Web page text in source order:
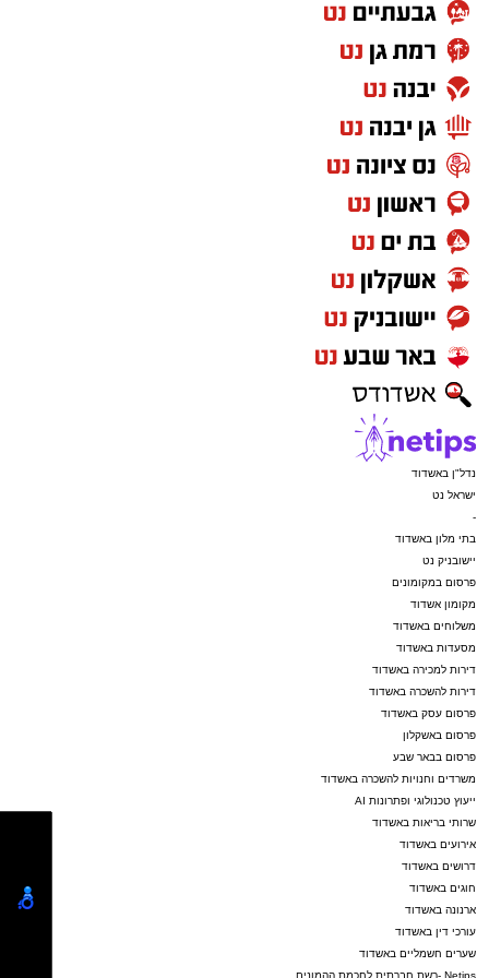
מעוניינים להגיב? לדווח ? צרו איתנו קשר במייל -
ASHDODS@ISNET.CO.IL
נדל"ן באשדוד
ישראל נט
-
בתי מלון באשדוד
יישובניק נט
פרסום במקומונים
מקומון אשדוד
משלוחים באשדוד
מסעדות באשדוד
דירות למכירה באשדוד
דירות להשכרה באשדוד
פרסום עסק באשדוד
פרסום באשקלון
פרסום בבאר שבע
משרדים וחנויות להשכרה באשדוד
ייעוץ טכנולוגי ופתרונות AI
שרותי בריאות באשדוד
אירועים באשדוד
דרושים באשדוד
חוגים באשדוד
ארנונה באשדוד
עורכי דין באשדוד
שערים חשמליים באשדוד
Netips -רשת חברתית לחכמת ההמונים